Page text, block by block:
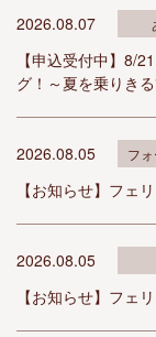
2026.08.07
【申込受付中】8/
グ！～夏を乗りき
2026.08.05 フ
【お知らせ】フェ
2026.08.05
【お知らせ】フェ